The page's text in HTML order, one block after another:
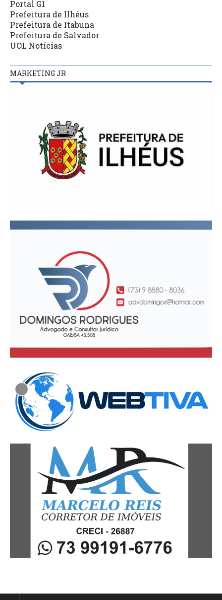
Portal G1
Prefeitura de Ilhéus
Prefeitura de Itabuna
Prefeitura de Salvador
UOL Notícias
MARKETING JR